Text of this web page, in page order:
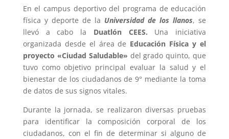
En el campus deportivo del programa de educación
física y deporte de la Universidad de los llanos, se
llevó a cabo la Duatlón CEES. Una iniciativa
organizada desde el área de Educación Física y el
proyecto «Ciudad Saludable» del grado quinto, que
tuvo como objetivo principal evaluar la salud y el
bienestar de los ciudadanos de 9° mediante la toma
de datos de sus signos vitales.
Durante la jornada, se realizaron diversas pruebas
para identificar la composición corporal de los
ciudadanos, con el fin de determinar si alguno de